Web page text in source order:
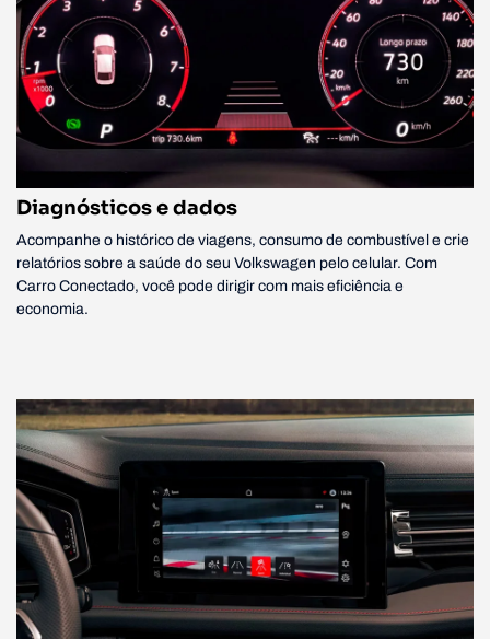
Diagnósticos e dados
Acompanhe o histórico de viagens, consumo de combustível e crie
relatórios sobre a saúde do seu Volkswagen pelo celular. Com
Carro Conectado, você pode dirigir com mais eficiência e
economia.